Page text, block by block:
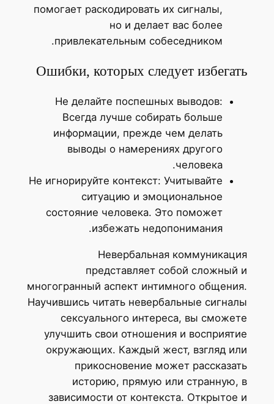
помогает раскодировать их сигналы,
но и делает вас более
привлекательным собеседником.
Ошибки, которых следует избегать
Не делайте поспешных выводов:
Всегда лучше собирать больше
информации, прежде чем делать
выводы о намерениях другого
человека.
Не игнорируйте контекст: Учитывайте
ситуацию и эмоциональное
состояние человека. Это поможет
избежать недопонимания.
Невербальная коммуникация
представляет собой сложный и
многогранный аспект интимного общения.
Научившись читать невербальные сигналы
сексуального интереса, вы сможете
улучшить свои отношения и восприятие
окружающих. Каждый жест, взгляд или
прикосновение может рассказать
историю, прямую или странную, в
зависимости от контекста. Открытое и